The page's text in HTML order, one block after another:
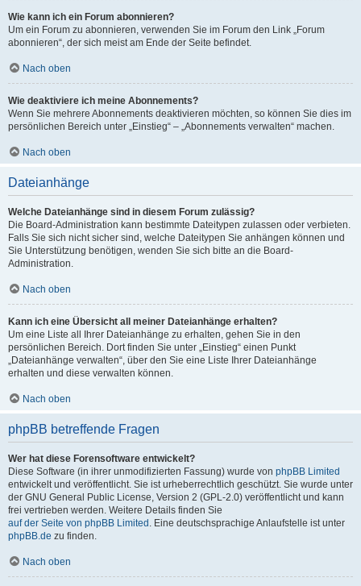
Wie kann ich ein Forum abonnieren?
Um ein Forum zu abonnieren, verwenden Sie im Forum den Link „Forum
abonnieren“, der sich meist am Ende der Seite befindet.
Nach oben
Wie deaktiviere ich meine Abonnements?
Wenn Sie mehrere Abonnements deaktivieren möchten, so können Sie dies im
persönlichen Bereich unter „Einstieg“ – „Abonnements verwalten“ machen.
Nach oben
Dateianhänge
Welche Dateianhänge sind in diesem Forum zulässig?
Die Board-Administration kann bestimmte Dateitypen zulassen oder verbieten.
Falls Sie sich nicht sicher sind, welche Dateitypen Sie anhängen können und
Sie Unterstützung benötigen, wenden Sie sich bitte an die Board-
Administration.
Nach oben
Kann ich eine Übersicht all meiner Dateianhänge erhalten?
Um eine Liste all Ihrer Dateianhänge zu erhalten, gehen Sie in den
persönlichen Bereich. Dort finden Sie unter „Einstieg“ einen Punkt
„Dateianhänge verwalten“, über den Sie eine Liste Ihrer Dateianhänge
erhalten und diese verwalten können.
Nach oben
phpBB betreffende Fragen
Wer hat diese Forensoftware entwickelt?
Diese Software (in ihrer unmodifizierten Fassung) wurde von phpBB Limited
entwickelt und veröffentlicht. Sie ist urheberrechtlich geschützt. Sie wurde unter
der GNU General Public License, Version 2 (GPL-2.0) veröffentlicht und kann
frei vertrieben werden. Weitere Details finden Sie
auf der Seite von phpBB Limited . Eine deutschsprachige Anlaufstelle ist unter
phpBB.de zu finden.
Nach oben